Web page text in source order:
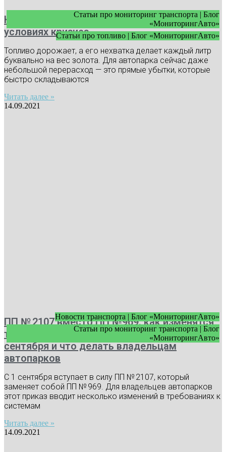
Статьи про мониторинг транспорта | Блог
«МониторингАвто»
Статьи про топливо | Блог «МониторингАвто»
Как экономить топливо в автопарке в
условиях кризиса
Топливо дорожает, а его нехватка делает каждый литр
буквально на вес золота. Для автопарка сейчас даже
небольшой перерасход — это прямые убытки, которые
быстро складываются
Читать далее »
14.09.2021
Новости транспорта | Блог «МониторингАвто»
Статьи про мониторинг транспорта | Блог
«МониторингАвто»
ПП № 2107 вместо ПП №969: как изменятся
требования к видеонаблюдению с 1
сентября и что делать владельцам
автопарков
С 1 сентября вступает в силу ПП № 2107, который
заменяет собой ПП № 969. Для владельцев автопарков
этот приказ вводит несколько изменений в требованиях к
системам
Читать далее »
14.09.2021